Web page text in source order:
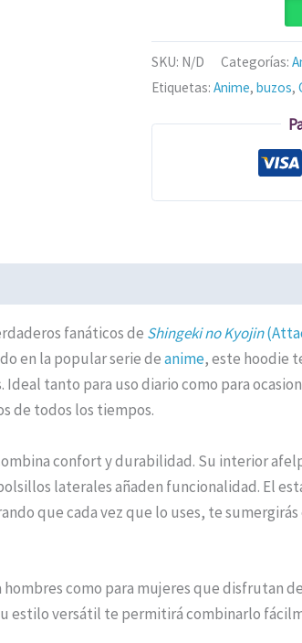
SKU: N/D Categorías:
Etiquetas:Anime,buzos,
fanáticos de Shingeki no Kyojin
en la popular serie deanime, este hoodie
tanto para uso diario como para
de todos los tiempos.
confort y durabilidad. Su interior
laterales añaden funcionalidad. El
que cada vez que lo uses, te
como para mujeres que disfrutan
estilo versátil te permitirá combinarlo